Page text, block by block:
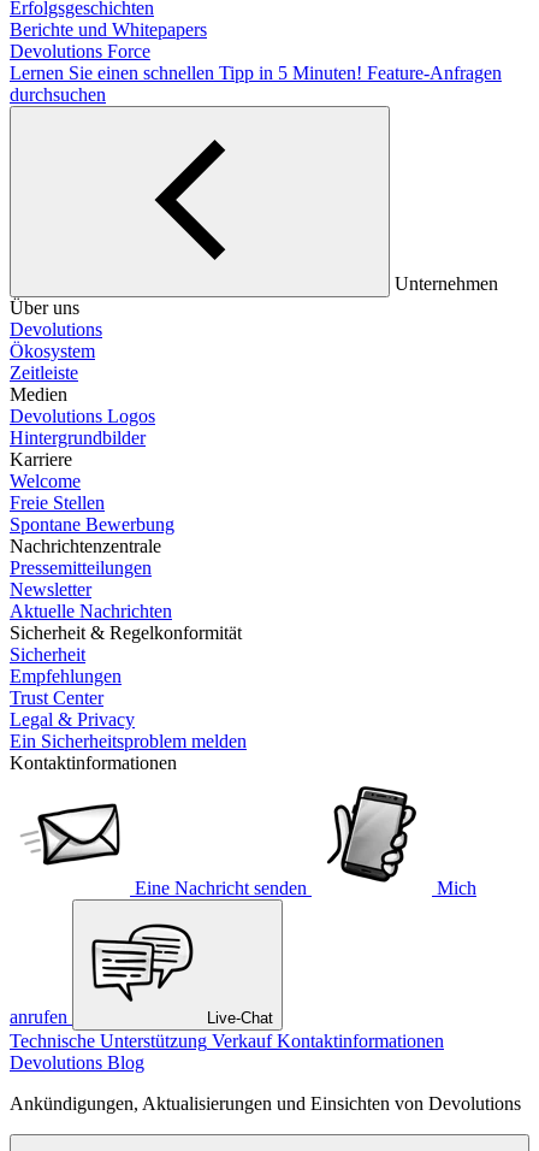
Erfolgsgeschichten
Berichte und Whitepapers
Devolutions Force
Lernen Sie einen schnellen Tipp in 5 Minuten! Feature-Anfragen
durchsuchen
Unternehmen
Über uns
Devolutions
Ökosystem
Zeitleiste
Medien
Devolutions Logos
Hintergrundbilder
Karriere
Welcome
Freie Stellen
Spontane Bewerbung
Nachrichtenzentrale
Pressemitteilungen
Newsletter
Aktuelle Nachrichten
Sicherheit & Regelkonformität
Sicherheit
Empfehlungen
Trust Center
Legal & Privacy
Ein Sicherheitsproblem melden
Kontaktinformationen
Eine Nachricht senden Mich
anrufen Live-Chat
Technische Unterstützung Verkauf Kontaktinformationen
Devolutions Blog
Ankündigungen, Aktualisierungen und Einsichten von Devolutions